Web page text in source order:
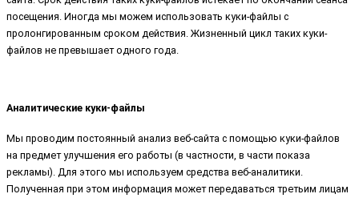
посещения. Иногда мы можем использовать куки-файлы с
пролонгированным сроком действия. Жизненный цикл таких куки-
файлов не превышает одного года.
Аналитические куки-файлы
Мы проводим постоянный анализ веб-сайта с помощью куки-файлов
на предмет улучшения его работы (в частности, в части показа
рекламы). Для этого мы используем средства веб-аналитики.
Полученная при этом информация может передаваться третьим лицам